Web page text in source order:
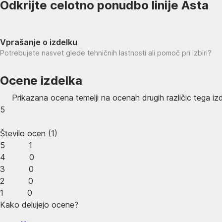
Odkrijte celotno ponudbo linije Asta
Vprašanje o izdelku
Potrebujete nasvet glede tehničnih lastnosti ali pomoč pri izbiri?
Ocene izdelka
Prikazana ocena temelji na ocenah drugih različic tega
5
Število ocen (1)
5
1
4
0
3
0
2
0
1
0
Kako delujejo ocene?